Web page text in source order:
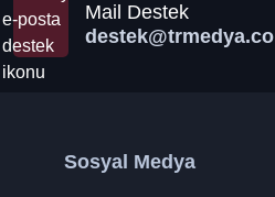
Mail Destek
destek@trmedya.co
Sosyal Medya